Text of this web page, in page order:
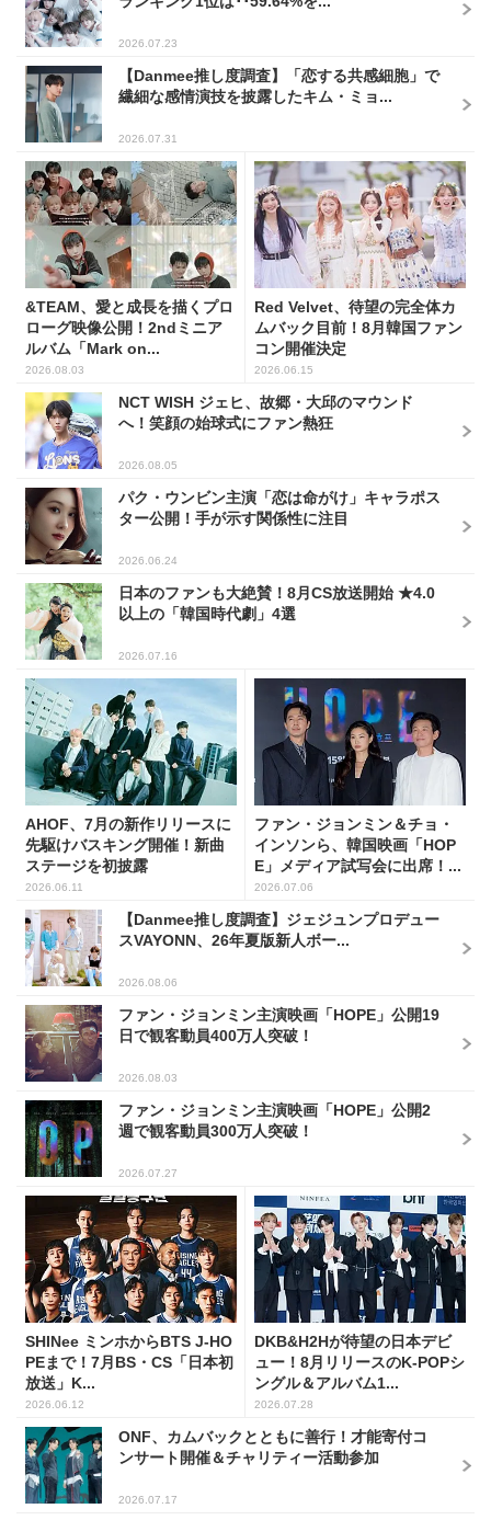
2026.07.23
【Danmee推し度調査】「恋する共感細胞」で
繊細な感情演技を披露したキム・ミョ...
2026.07.31
&TEAM、愛と成長を描くプロ
ローグ映像公開！2ndミニア
ルバム「Mark on...
2026.08.03
Red Velvet、待望の完全体カ
ムバック目前！8月韓国ファン
コン開催決定
2026.06.15
NCT WISH ジェヒ、故郷・大邱のマウンド
へ！笑顔の始球式にファン熱狂
2026.08.05
パク・ウンビン主演「恋は命がけ」キャラポス
ター公開！手が示す関係性に注目
2026.06.24
日本のファンも大絶賛！8月CS放送開始 ★4.0
以上の「韓国時代劇」4選
2026.07.16
AHOF、7月の新作リリースに
先駆けバスキング開催！新曲
ステージを初披露
2026.06.11
ファン・ジョンミン＆チョ・
インソンら、韓国映画「HOP
E」メディア試写会に出席！...
2026.07.06
【Danmee推し度調査】ジェジュンプロデュー
スVAYONN、26年夏版新人ボー...
2026.08.06
ファン・ジョンミン主演映画「HOPE」公開19
日で観客動員400万人突破！
2026.08.03
ファン・ジョンミン主演映画「HOPE」公開2
週で観客動員300万人突破！
2026.07.27
SHINee ミンホからBTS J-HO
PEまで！7月BS・CS「日本初
放送」K...
2026.06.12
DKB&H2Hが待望の日本デビ
ュー！8月リリースのK-POPシ
ングル＆アルバム1...
2026.07.28
ONF、カムバックとともに善行！才能寄付コ
ンサート開催＆チャリティー活動参加
2026.07.17